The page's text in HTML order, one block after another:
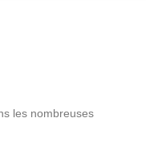
les nombreuses